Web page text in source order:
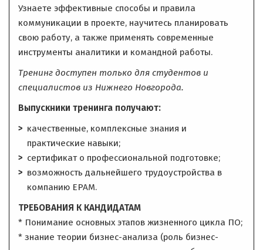
Узнаете эффективные способы и правила
коммуникации в проекте, научитесь планировать
свою работу, а также применять современные
инструменты аналитики и командной работы.
Тренинг доступен только для студентов и
специалистов из Нижнего Новгорода.
Выпускники тренинга получают:
качественные, комплексные знания и
практические навыки;
сертификат о профессиональной подготовке;
возможность дальнейшего трудоустройства в
компанию ЕРАМ.
ТРЕБОВАНИЯ К КАНДИДАТАМ
* Понимание основных этапов жизненного цикла ПО;
* знание теории бизнес-анализа (роль бизнес-